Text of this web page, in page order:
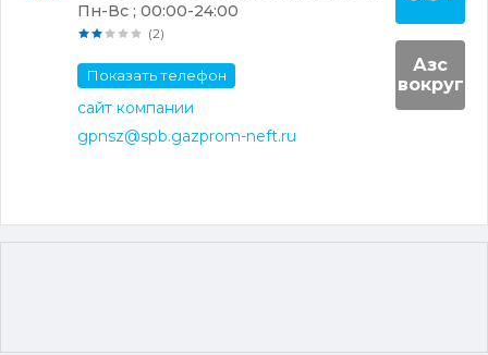
Пн-Вс ; 00:00-24:00
(2)
Показать телефон
сайт компании
gpnsz@spb.gazprom-neft.ru
Азс
вокруг